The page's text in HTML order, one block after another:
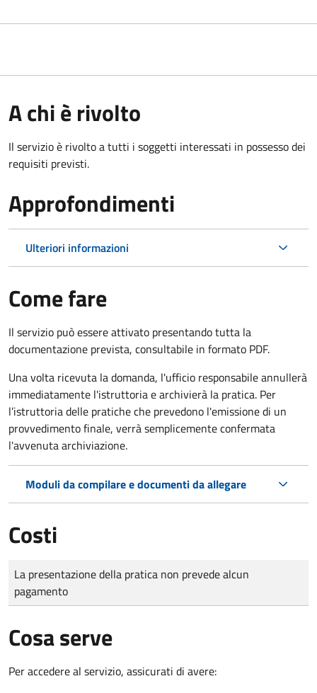
A chi è rivolto
Il servizio è rivolto a tutti i soggetti interessati in possesso dei
requisiti previsti.
Approfondimenti
Ulteriori informazioni
Come fare
Il servizio può essere attivato presentando tutta la
documentazione prevista, consultabile in formato PDF.
Una volta ricevuta la domanda, l'ufficio responsabile annullerà
immediatamente l'istruttoria e archivierà la pratica. Per
l’istruttoria delle pratiche che prevedono l'emissione di un
provvedimento finale, verrà semplicemente confermata
l'avvenuta archiviazione.
Moduli da compilare e documenti da allegare
Costi
Tipo di pagamento
Importo
La presentazione della pratica non prevede alcun
pagamento
Cosa serve
Per accedere al servizio, assicurati di avere: